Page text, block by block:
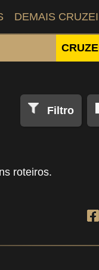
DEMAIS
Filtro
roteiros.